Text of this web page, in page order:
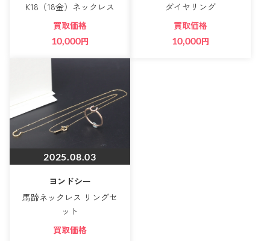
K18（18金）ネックレス
買取価格
10,000円
ダイヤリング
買取価格
10,000円
2025.08.03
ヨンドシー
馬蹄ネックレス リングセ
ット
買取価格